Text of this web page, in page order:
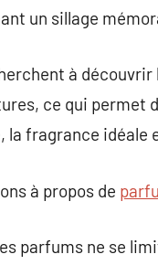
un sillage
à
ce qui permet
la fragrance idéale
à propos de
parfums ne se